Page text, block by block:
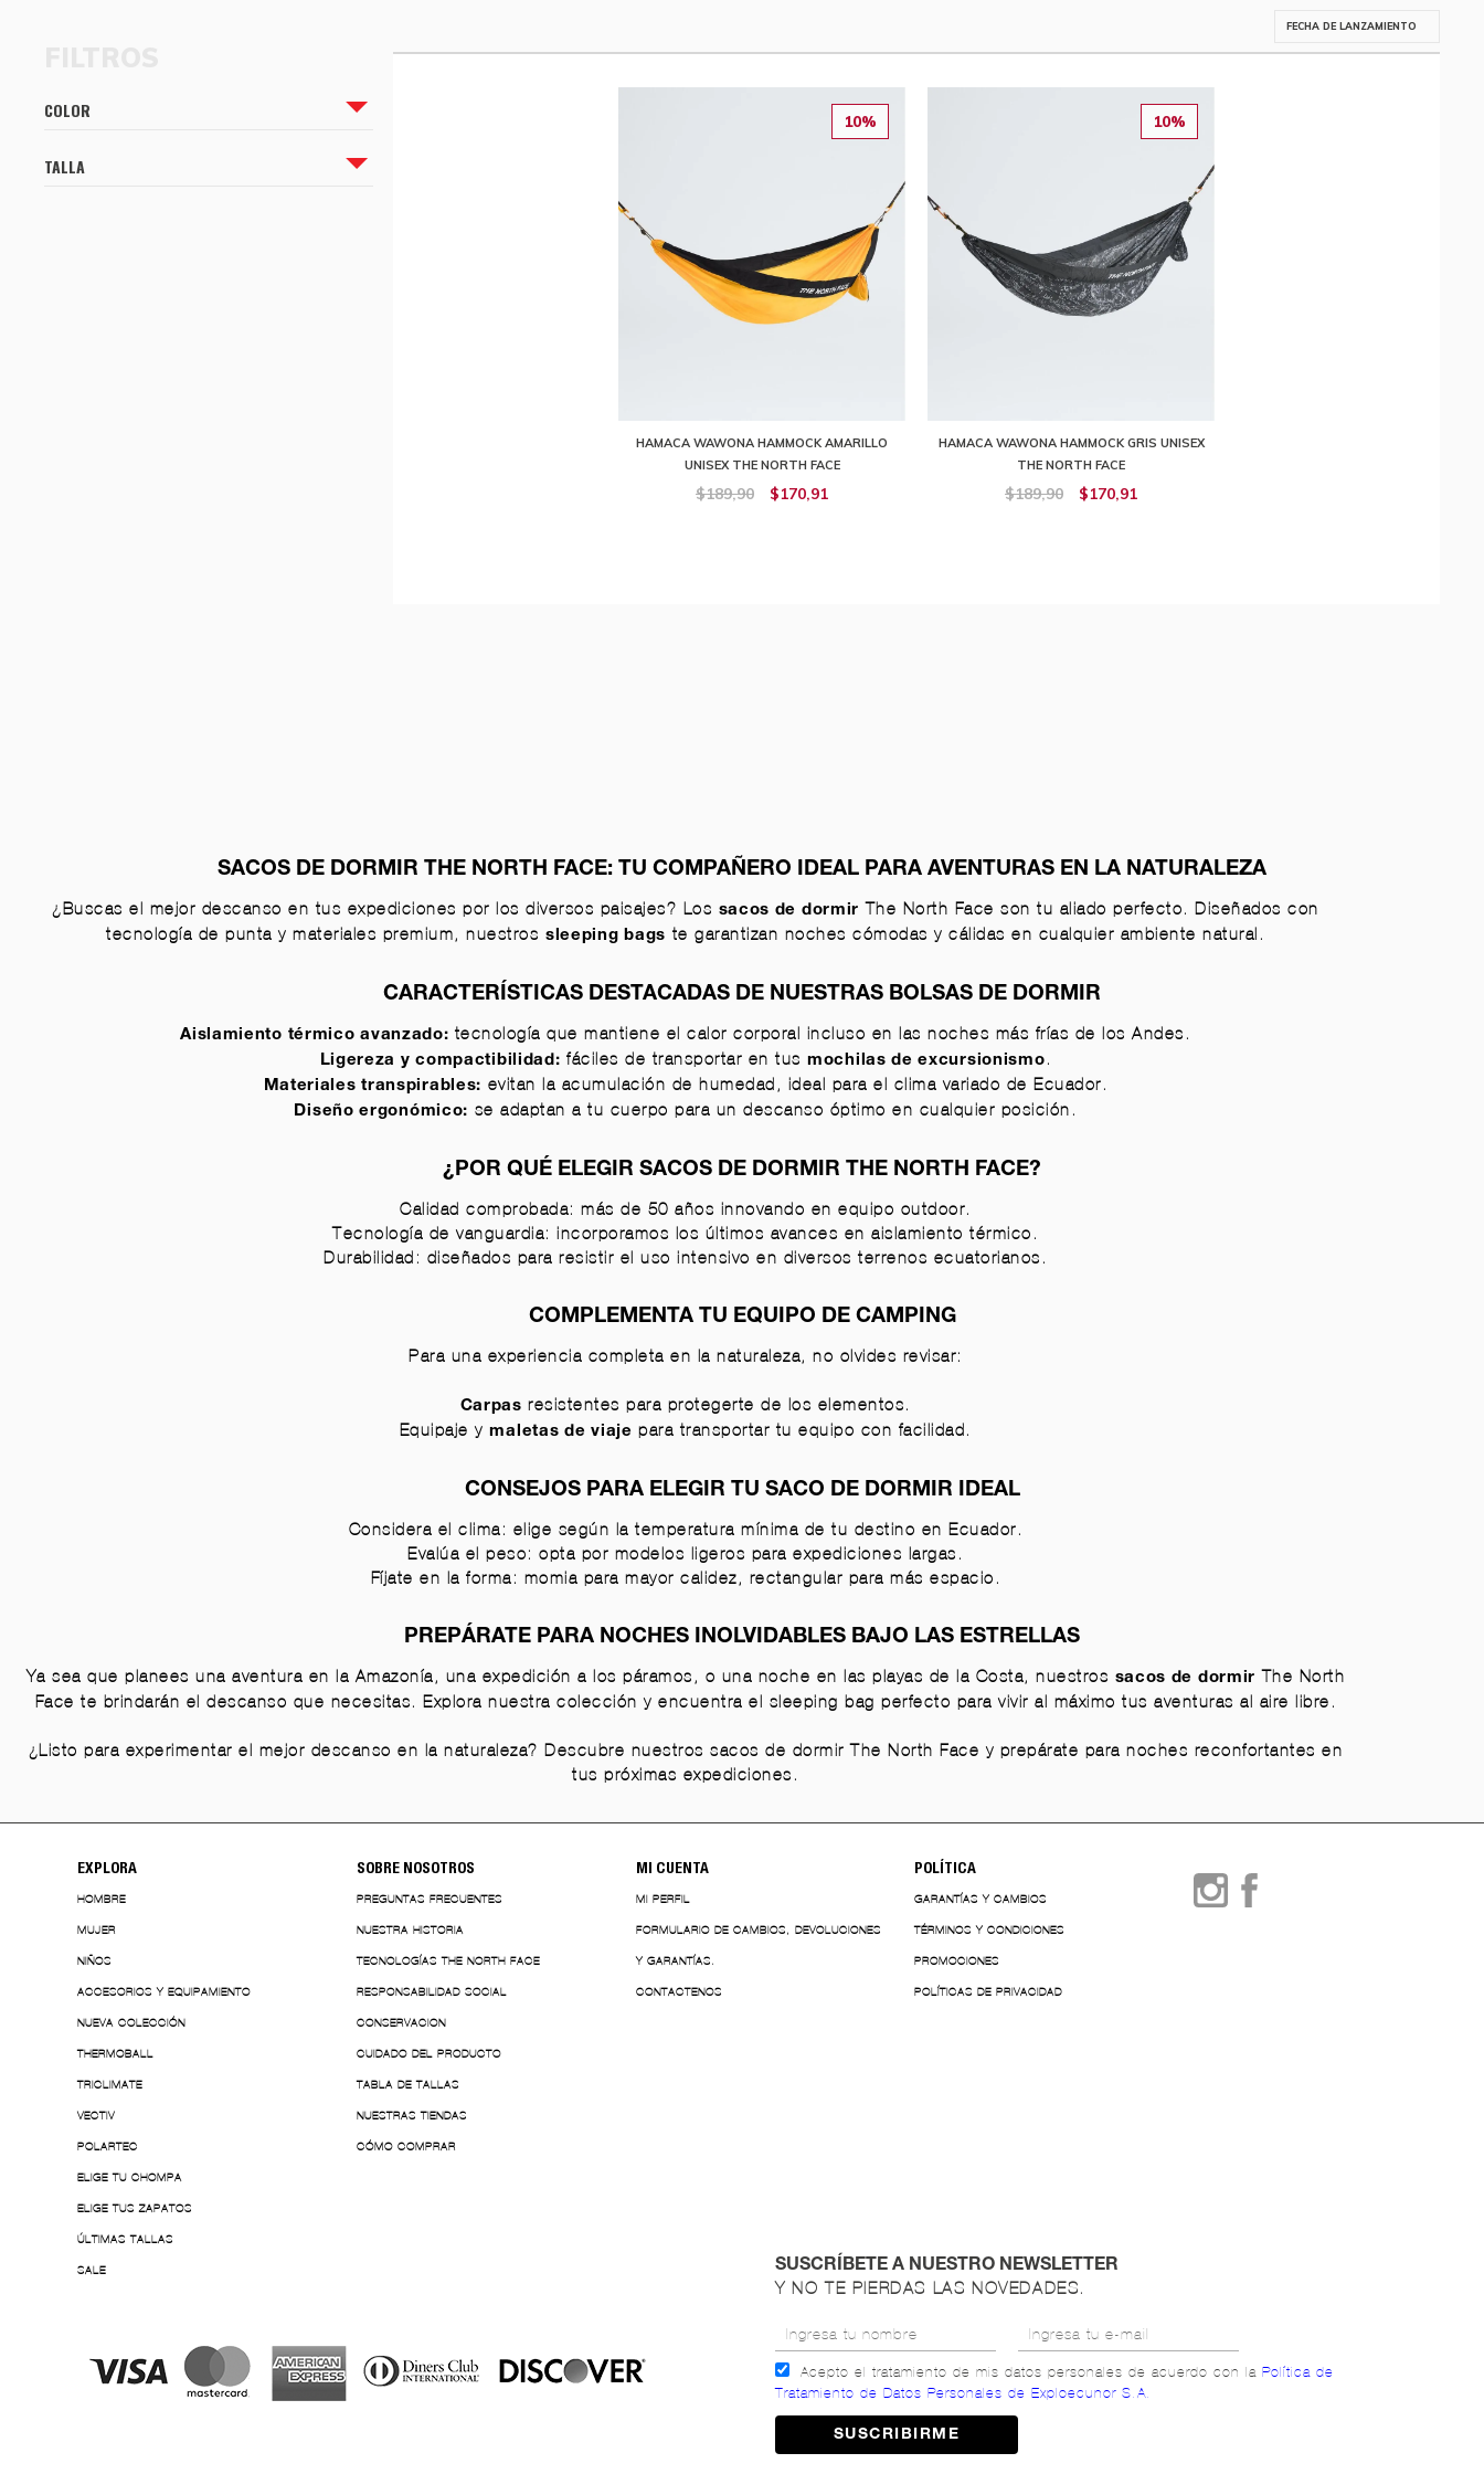
COLOR
TALLA
10%
HAMACA WAWONA HAMMOCK AMARILLO
UNISEX THE NORTH FACE
$189,90 $170,91
10%
HAMACA WAWONA HAMMOCK GRIS UNISEX
THE NORTH FACE
$189,90 $170,91
SACOS DE DORMIR THE NORTH FACE: TU COMPAÑERO IDEAL PARA AVENTURAS EN LA NATURALEZA
¿Buscas el mejor descanso en tus expediciones por los diversos paisajes? Los sacos de dormir The North Face son tu aliado perfecto. Diseñados con
tecnología de punta y materiales premium, nuestros sleeping bags te garantizan noches cómodas y cálidas en cualquier ambiente natural.
CARACTERÍSTICAS DESTACADAS DE NUESTRAS BOLSAS DE DORMIR
Aislamiento térmico avanzado: tecnología que mantiene el calor corporal incluso en las noches más frías de los Andes.
Ligereza y compactibilidad: fáciles de transportar en tus mochilas de excursionismo .
Materiales transpirables: evitan la acumulación de humedad, ideal para el clima variado de Ecuador.
Diseño ergonómico: se adaptan a tu cuerpo para un descanso óptimo en cualquier posición.
¿POR QUÉ ELEGIR SACOS DE DORMIR THE NORTH FACE?
Calidad comprobada: más de 50 años innovando en equipo outdoor.
Tecnología de vanguardia: incorporamos los últimos avances en aislamiento térmico.
Durabilidad: diseñados para resistir el uso intensivo en diversos terrenos ecuatorianos.
COMPLEMENTA TU EQUIPO DE CAMPING
Para una experiencia completa en la naturaleza, no olvides revisar:
Carpas resistentes para protegerte de los elementos.
Equipaje ymaletas de viaje para transportar tu equipo con facilidad.
CONSEJOS PARA ELEGIR TU SACO DE DORMIR IDEAL
Considera el clima: elige según la temperatura mínima de tu destino en Ecuador.
Evalúa el peso: opta por modelos ligeros para expediciones largas.
Fíjate en la forma: momia para mayor calidez, rectangular para más espacio.
PREPÁRATE PARA NOCHES INOLVIDABLES BAJO LAS ESTRELLAS
Ya sea que planees una aventura en la Amazonía, una expedición a los páramos, o una noche en las playas de la Costa, nuestros sacos de dormir The North
Face te brindarán el descanso que necesitas. Explora nuestra colección y encuentra el sleeping bag perfecto para vivir al máximo tus aventuras al aire libre.
¿Listo para experimentar el mejor descanso en la naturaleza? Descubre nuestros sacos de dormir The North Face y prepárate para noches reconfortantes en
tus próximas expediciones.
EXPLORA
HOMBRE
MUJER
NIÑOS
ACCESORIOS Y EQUIPAMIENTO
NUEVA COLECCIÓN
THERMOBALL
TRICLIMATE
VECTIV
POLARTEC
ELIGE TU CHOMPA
ELIGE TUS ZAPATOS
ÚLTIMAS TALLAS
SALE
SOBRE NOSOTROS
PREGUNTAS FRECUENTES
NUESTRA HISTORIA
TECNOLOGÍAS THE NORTH FACE
RESPONSABILIDAD SOCIAL
CONSERVACION
CUIDADO DEL PRODUCTO
TABLA DE TALLAS
NUESTRAS TIENDAS
CÓMO COMPRAR
MI CUENTA
MI PERFIL
FORMULARIO DE CAMBIOS, DEVOLUCIONES
Y GARANTÍAS.
CONTACTENOS
POLÍTICA
GARANTÍAS Y CAMBIOS
TÉRMINOS Y CONDICIONES
PROMOCIONES
POLÍTICAS DE PRIVACIDAD
SUSCRÍBETE A NUESTRO NEWSLETTER
Y NO TE PIERDAS LAS NOVEDADES.
Acepto el tratamiento de mis datos personales de acuerdo con la Política de
Tratamiento de Datos Personales de Exploecunor S.A.